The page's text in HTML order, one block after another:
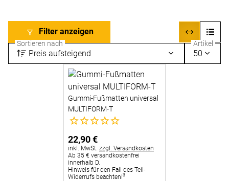
Filter anzeigen
Sortieren nach
Preis aufsteigend
Artikel
50
Gummi-Fußmatten universal
MULTIFORM-T
Noch keine Bewertungen abgegeben
22,90€
Steuerhinweis:
inkl. MwSt. zzgl. Versandkosten
Ab 35 € versandkostenfrei
innerhalb D.
Hinweis für den Fall des Teil-
Widerrufs beachten!3